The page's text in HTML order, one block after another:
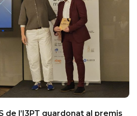
de l’I3PT guardonat al premis